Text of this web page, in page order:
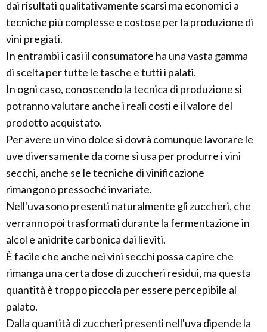
dai risultati qualitativamente scarsi ma economici a
tecniche più complesse e costose per la produzione di
vini pregiati.
In entrambi i casi il consumatore ha una vasta gamma
di scelta per tutte le tasche e tutti i palati.
In ogni caso, conoscendo la tecnica di produzione si
potranno valutare anche i reali costi e il valore del
prodotto acquistato.
Per avere un vino dolce si dovrà comunque lavorare le
uve diversamente da come si usa per produrre i vini
secchi, anche se le tecniche di vinificazione
rimangono pressoché invariate.
Nell'uva sono presenti naturalmente gli zuccheri, che
verranno poi trasformati durante la fermentazione in
alcol e anidrite carbonica dai lieviti.
È facile che anche nei vini secchi possa capire che
rimanga una certa dose di zuccheri residui, ma questa
quantità è troppo piccola per essere percepibile al
palato.
Dalla quantità di zuccheri presenti nell'uva dipende la